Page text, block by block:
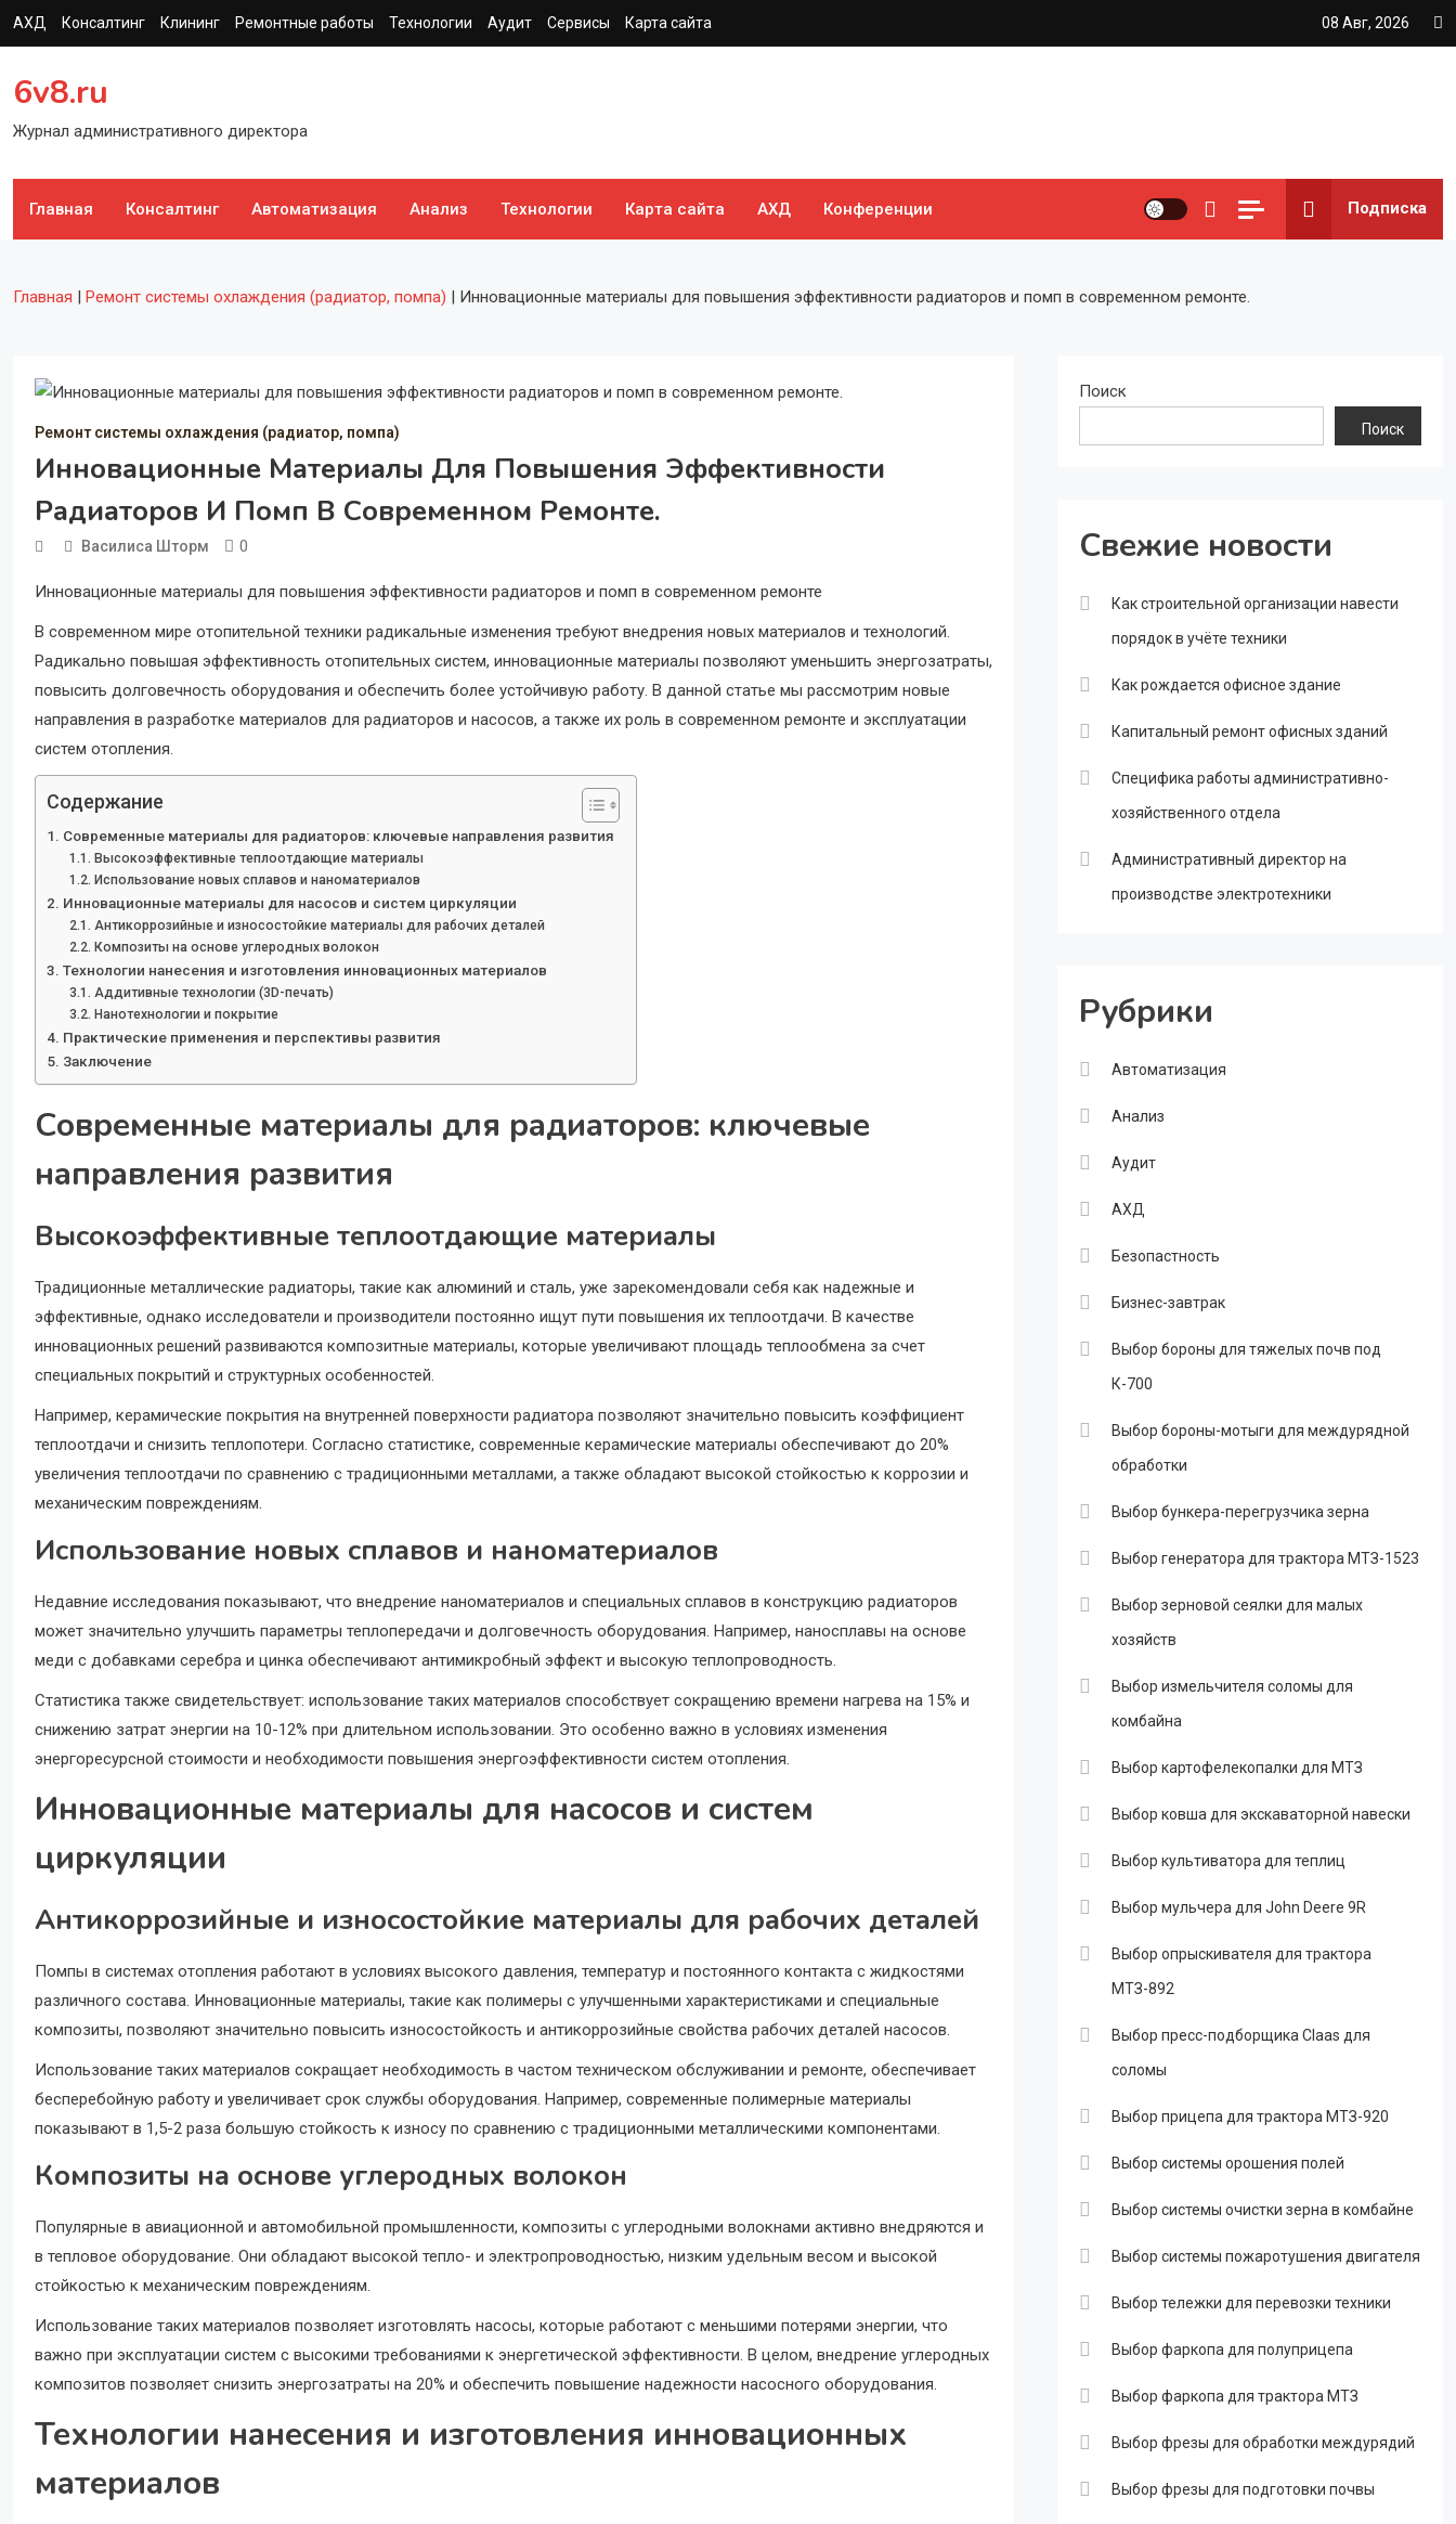
Перейти
к
АХД Консалтинг Клининг Ремонтные работы Технологии Аудит Сервисы Карта сайта 08 Авг, 2026
6v8.ru
Журнал административного директора
Главная Консалтинг Автоматизация Анализ Технологии Карта сайта АХД Конференции Подписка
Главная | Ремонт системы охлаждения (радиатор, помпа) | Инновационные материалы для повышения эффективности радиаторов и помп в современном ремонте.
Ремонт системы охлаждения (радиатор, помпа)
Инновационные Материалы Для Повышения Эффективности
Радиаторов И Помп В Современном Ремонте.
Василиса Шторм 0
Инновационные материалы для повышения эффективности радиаторов и помп в современном ремонте
В современном мире отопительной техники радикальные изменения требуют внедрения новых материалов и технологий.
Радикально повышая эффективность отопительных систем, инновационные материалы позволяют уменьшить энергозатраты,
повысить долговечность оборудования и обеспечить более устойчивую работу. В данной статье мы рассмотрим новые
направления в разработке материалов для радиаторов и насосов, а также их роль в современном ремонте и эксплуатации
систем отопления.
Содержание
Современные материалы для радиаторов: ключевые направления развития
Высокоэффективные теплоотдающие материалы
Использование новых сплавов и наноматериалов
Инновационные материалы для насосов и систем циркуляции
Антикоррозийные и износостойкие материалы для рабочих деталей
Композиты на основе углеродных волокон
Технологии нанесения и изготовления инновационных материалов
Аддитивные технологии (3D-печать)
Нанотехнологии и покрытие
Практические применения и перспективы развития
Заключение
Современные материалы для радиаторов: ключевые
направления развития
Высокоэффективные теплоотдающие материалы
Традиционные металлические радиаторы, такие как алюминий и сталь, уже зарекомендовали себя как надежные и
эффективные, однако исследователи и производители постоянно ищут пути повышения их теплоотдачи. В качестве
инновационных решений развиваются композитные материалы, которые увеличивают площадь теплообмена за счет
специальных покрытий и структурных особенностей.
Например, керамические покрытия на внутренней поверхности радиатора позволяют значительно повысить коэффициент
теплоотдачи и снизить теплопотери. Согласно статистике, современные керамические материалы обеспечивают до 20%
увеличения теплоотдачи по сравнению с традиционными металлами, а также обладают высокой стойкостью к коррозии и
механическим повреждениям.
Использование новых сплавов и наноматериалов
Недавние исследования показывают, что внедрение наноматериалов и специальных сплавов в конструкцию радиаторов
может значительно улучшить параметры теплопередачи и долговечность оборудования. Например, наносплавы на основе
меди с добавками серебра и цинка обеспечивают антимикробный эффект и высокую теплопроводность.
Статистика также свидетельствует: использование таких материалов способствует сокращению времени нагрева на 15% и
снижению затрат энергии на 10-12% при длительном использовании. Это особенно важно в условиях изменения
энергоресурсной стоимости и необходимости повышения энергоэффективности систем отопления.
Инновационные материалы для насосов и систем
циркуляции
Антикоррозийные и износостойкие материалы для рабочих деталей
Помпы в системах отопления работают в условиях высокого давления, температур и постоянного контакта с жидкостями
различного состава. Инновационные материалы, такие как полимеры с улучшенными характеристиками и специальные
композиты, позволяют значительно повысить износостойкость и антикоррозийные свойства рабочих деталей насосов.
Использование таких материалов сокращает необходимость в частом техническом обслуживании и ремонте, обеспечивает
бесперебойную работу и увеличивает срок службы оборудования. Например, современные полимерные материалы
показывают в 1,5-2 раза большую стойкость к износу по сравнению с традиционными металлическими компонентами.
Композиты на основе углеродных волокон
Популярные в авиационной и автомобильной промышленности, композиты с углеродными волокнами активно внедряются и
в тепловое оборудование. Они обладают высокой тепло- и электропроводностью, низким удельным весом и высокой
стойкостью к механическим повреждениям.
Использование таких материалов позволяет изготовлять насосы, которые работают с меньшими потерями энергии, что
важно при эксплуатации систем с высокими требованиями к энергетической эффективности. В целом, внедрение углеродных
композитов позволяет снизить энергозатраты на 20% и обеспечить повышение надежности насосного оборудования.
Технологии нанесения и изготовления инновационных
материалов
Поиск
Поиск
Свежие новости
Как строительной организации навести
порядок в учёте техники
Как рождается офисное здание
Капитальный ремонт офисных зданий
Специфика работы административно-
хозяйственного отдела
Административный директор на
производстве электротехники
Рубрики
Автоматизация
Анализ
Аудит
АХД
Безопастность
Бизнес-завтрак
Выбор бороны для тяжелых почв под
К-700
Выбор бороны-мотыги для междурядной
обработки
Выбор бункера-перегрузчика зерна
Выбор генератора для трактора МТЗ-1523
Выбор зерновой сеялки для малых
хозяйств
Выбор измельчителя соломы для
комбайна
Выбор картофелекопалки для МТЗ
Выбор ковша для экскаваторной навески
Выбор культиватора для теплиц
Выбор мульчера для John Deere 9R
Выбор опрыскивателя для трактора
МТЗ-892
Выбор пресс-подборщика Claas для
соломы
Выбор прицепа для трактора МТЗ-920
Выбор системы орошения полей
Выбор системы очистки зерна в комбайне
Выбор системы пожаротушения двигателя
Выбор тележки для перевозки техники
Выбор фаркопа для полуприцепа
Выбор фаркопа для трактора МТЗ
Выбор фрезы для обработки междурядий
Выбор фрезы для подготовки почвы